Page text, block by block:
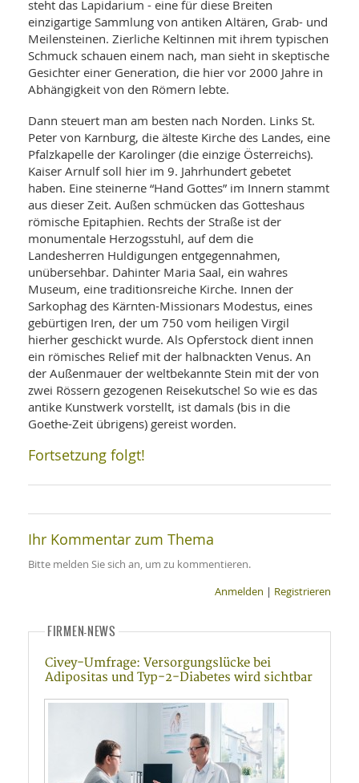
steht das Lapidarium - eine für diese Breiten
einzigartige Sammlung von antiken Altären, Grab- und
Meilensteinen. Zierliche Keltinnen mit ihrem typischen
Schmuck schauen einem nach, man sieht in skeptische
Gesichter einer Generation, die hier vor 2000 Jahre in
Abhängigkeit von den Römern lebte.
Dann steuert man am besten nach Norden. Links St.
Peter von Karnburg, die älteste Kirche des Landes, eine
Pfalzkapelle der Karolinger (die einzige Österreichs).
Kaiser Arnulf soll hier im 9. Jahrhundert gebetet
haben. Eine steinerne “Hand Gottes” im Innern stammt
aus dieser Zeit. Außen schmücken das Gotteshaus
römische Epitaphien. Rechts der Straße ist der
monumentale Herzogsstuhl, auf dem die
Landesherren Huldigungen entgegennahmen,
unübersehbar. Dahinter Maria Saal, ein wahres
Museum, eine traditionsreiche Kirche. Innen der
Sarkophag des Kärnten-Missionars Modestus, eines
gebürtigen Iren, der um 750 vom heiligen Virgil
hierher geschickt wurde. Als Opferstock dient innen
ein römisches Relief mit der halbnackten Venus. An
der Außenmauer der weltbekannte Stein mit der von
zwei Rössern gezogenen Reisekutsche! So wie es das
antike Kunstwerk vorstellt, ist damals (bis in die
Goethe-Zeit übrigens) gereist worden.
Fortsetzung folgt!
Ihr Kommentar zum Thema
Bitte melden Sie sich an, um zu kommentieren.
Anmelden | Registrieren
FIRMEN-NEWS
Civey-Umfrage: Versorgungslücke bei
Adipositas und Typ-2-Diabetes wird sichtbar